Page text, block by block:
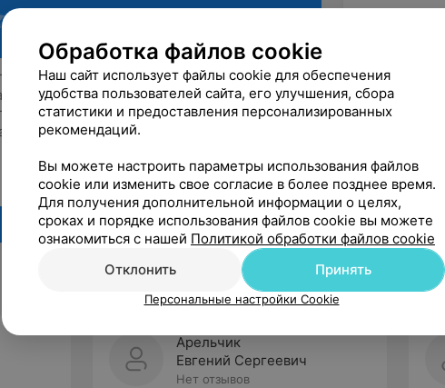
Рекомендую
Арельчик
Евгений Сергеевич
Нет отзывов
Обработка файлов cookie
Наш сайт использует файлы cookie для обеспечения
удобства пользователей сайта, его улучшения, сбора
статистики и предоставления персонализированных
рекомендаций.
Вы можете настроить параметры использования файлов
cookie или изменить свое согласие в более позднее время.
Для получения дополнительной информации о целях,
сроках и порядке использования файлов cookie вы можете
ознакомиться с нашей Политикой обработки файлов cookie
Отклонить
Принять
Персональные настройки Cookie